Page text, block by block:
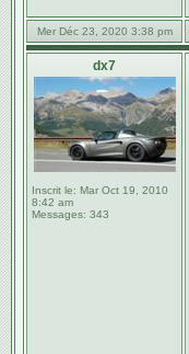
Mer Déc 23, 2020 3:38 pm
dx7
Inscrit le: Mar Oct 19, 2010
8:42 am
Messages: 343